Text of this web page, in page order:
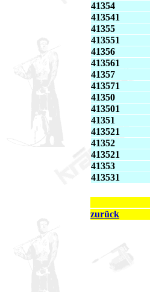
41354
413541
41355
413551
41356
413561
41357
413571
41350
413501
41351
413521
41352
413521
41353
413531
zurück